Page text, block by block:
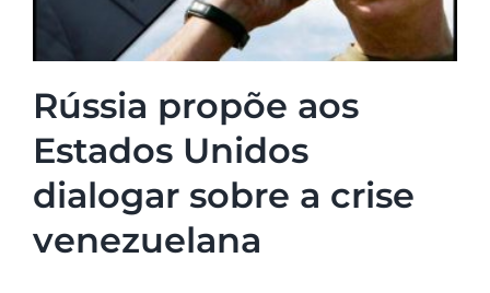
Rússia propõe aos
Estados Unidos
dialogar sobre a crise
venezuelana